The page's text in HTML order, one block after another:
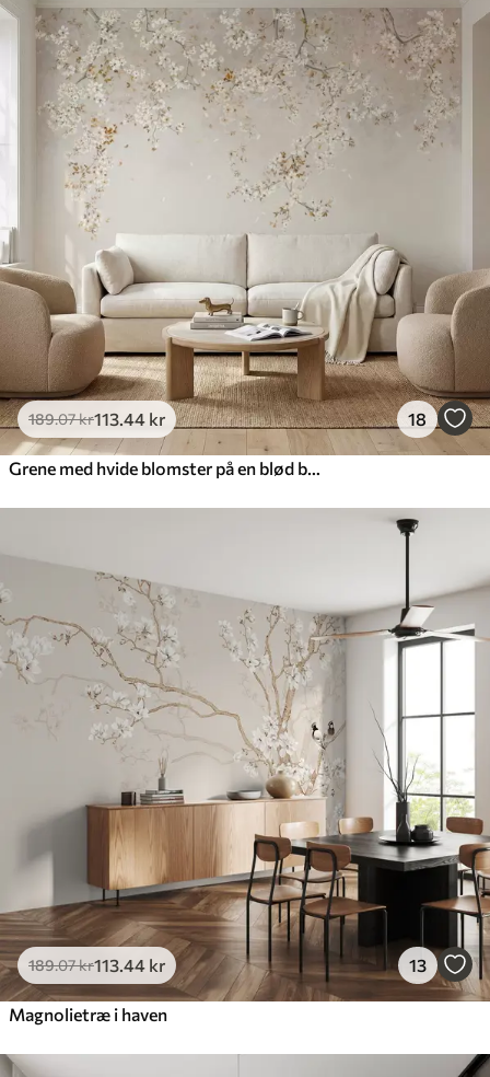
189.07kr113 .44 kr 18
189.07kr113 .44 kr 13
Magnolietræ i haven